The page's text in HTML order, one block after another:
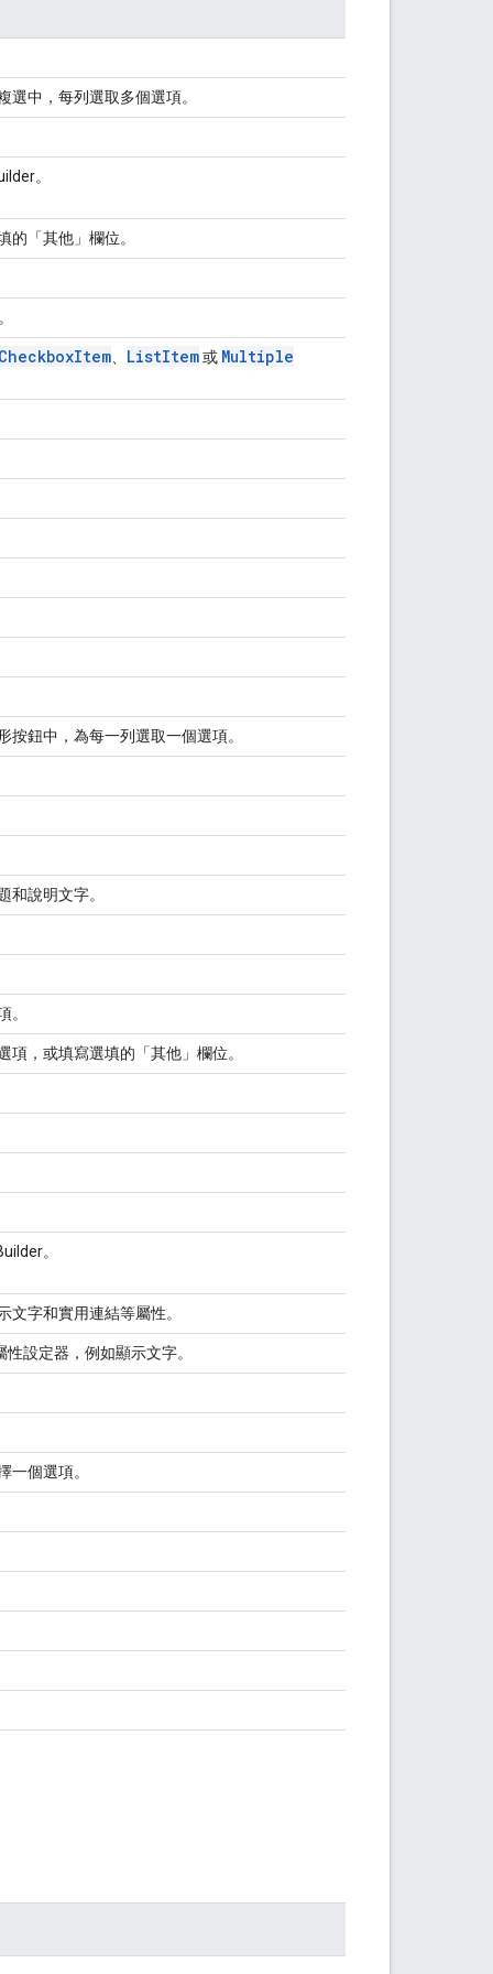
中，每列選取多個選項。
。
的「其他」欄位。
Item ListItem或 Multiple
鈕中，為每一列選取一個選項。
和說明文字。
。
，或填寫選填的「其他」欄位。
。
字和實用連結等屬性。
設定器，例如顯示文字。
一個選項。